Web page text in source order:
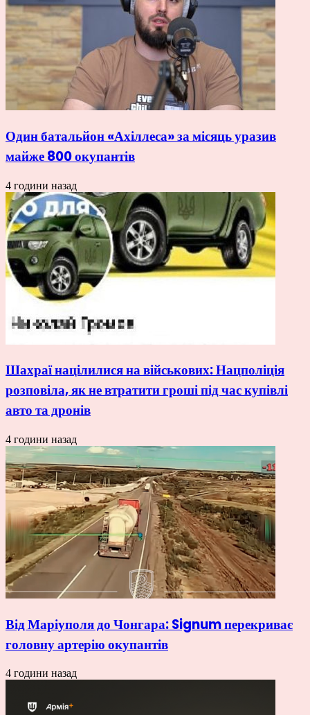
Один батальйон «Ахіллеса» за місяць уразив
майже 800 окупантів
4 години назад
Шахраї націлилися на військових: Нацполіція
розповіла, як не втратити гроші під час купівлі
авто та дронів
4 години назад
Від Маріуполя до Чонгара: Signum перекриває
головну артерію окупантів
4 години назад